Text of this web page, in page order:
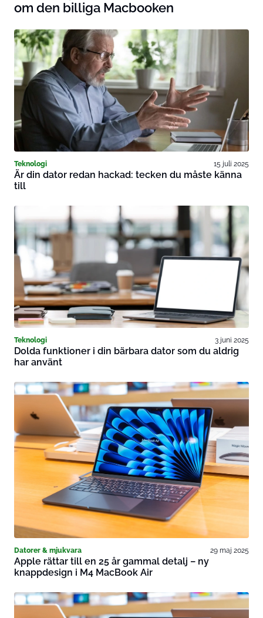
om den billiga Macbooken
Teknologi 15 juli 2025
Är din dator redan hackad: tecken du måste känna
till
Teknologi 3 juni 2025
Dolda funktioner i din bärbara dator som du aldrig
har använt
Datorer & mjukvara 29 maj 2025
Apple rättar till en 25 år gammal detalj – ny
knappdesign i M4 MacBook Air